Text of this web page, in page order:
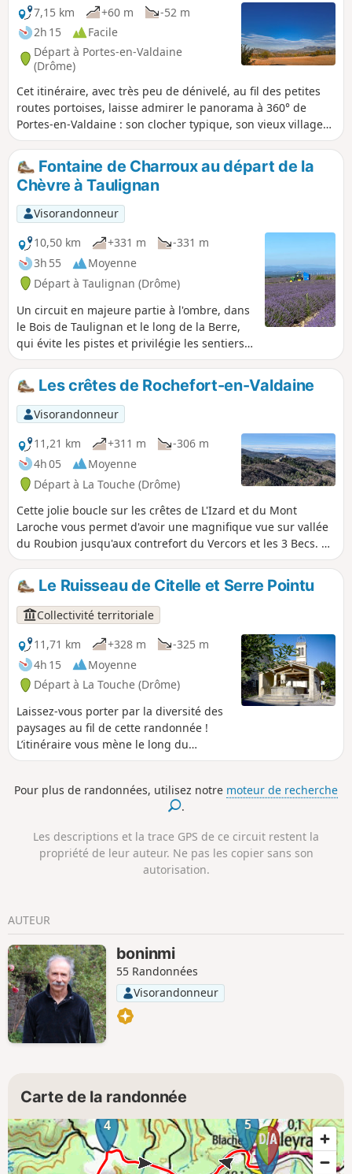
7,15 km
+60 m
-52 m
2h 15
Facile
Départ à Portes-en-Valdaine
(Drôme)
Cet itinéraire, avec très peu de dénivelé, au fil des petites
routes portoises, laisse admirer le panorama à 360° de
Portes-en-Valdaine : son clocher typique, son vieux village
et le Serre de Mirabel en toile de fond.
Fontaine de Charroux au départ de la
Chèvre à Taulignan
Visorandonneur
10,50 km
+331 m
-331 m
3h 55
Moyenne
Départ à Taulignan (Drôme)
Un circuit en majeure partie à l'ombre, dans
le Bois de Taulignan et le long de la Berre,
qui évite les pistes et privilégie les sentiers.
Recommandé en période chaude et plus
particulièrement au moment de la floraison
des lavandes, le plateau en est couvert. Un
ancien balisage Jaune (PR®) est présent sur
une partie du circuit : plastique agrafé sur
les troncs d'arbres ou peinture Jaune. Mais
le GPS est vivement conseillé pour suivre
l'itinéraire, surtout entre les points (4) et (7)
car les sentiers en sous-bois sont nombreux
et tous ne sont pas matérialisés sur la carte
IGN. Suivre le guidage sur le fond de carte
OSM peut s'avérer préférable pour ce
tronçon.
Les crêtes de Rochefort-en-Valdaine
Visorandonneur
11,21 km
+311 m
-306 m
4h 05
Moyenne
Départ à La Touche (Drôme)
Cette jolie boucle sur les crêtes de L'Izard et du Mont
Laroche vous permet d'avoir une magnifique vue sur vallée
du Roubion jusqu'aux contrefort du Vercors et les 3 Becs. Au
départ du joli village de La Touche, l'itinéraire passe au
châteaux de Rochefort-en-Valdaine, puis par les truffières
de Janeston. La randonnée traverse également le joli petit
hameau du Moulin de Bay en bord de rivière, par une
succession de chemins et sentiers très variés, parfois raides
mais sur une courte distance.
Le Ruisseau de Citelle et Serre Pointu
Collectivité territoriale
11,71 km
+328 m
-325 m
4h 15
Moyenne
Départ à La Touche (Drôme)
Laissez-vous porter par la diversité des
paysages au fil de cette randonnée !
L’itinéraire vous mène le long du
Ruisseau de Citelles et suit les traces de
avant de monter sur le plateau couvert
Pour plus de randonnées, utilisez notre moteur de recherche
.
Les descriptions et la trace GPS de ce circuit restent la
propriété de leur auteur. Ne pas les copier sans son
autorisation.
AUTEUR
boninmi
55 Randonnées
Visorandonneur
Carte de la randonnée
1
4 5